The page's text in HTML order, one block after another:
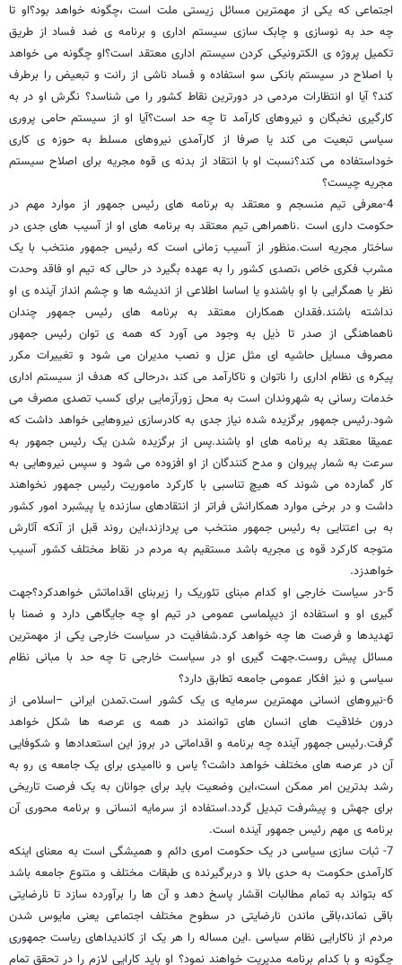
اجتماعی که یکی از مهمترین مسائل زیستی ملت است ،چگونه خواهد بود؟او تا
چه حد به نوسازی و چابک سازی سیستم اداری و برنامه ی ضد فساد از طریق
تکمیل پروژه ی الکترونیکی کردن سیستم اداری معتقد است؟او چگونه می خواهد
با اصلاح در سیستم بانکی سو استفاده و فساد ناشی از رانت و تبعیض را برطرف
کند؟ آیا او انتظارات مردمی در دورترین نقاط کشور را می شناسد؟ نگرش او در به
کارگیری نخبگان و نیروهای کارآمد تا چه حد است؟آیا او از سیستم حامی پروری
سیاسی تبعیت می کند یا صرفا از کارآمدی نیروهای مسلط به حوزه ی کاری
خوداستفاده می کند؟نسبت او با انتقاد از بدنه ی قوه مجریه برای اصلاح سیستم
مجریه چیست؟
4-معرفی تیم منسجم و معتقد به برنامه های رئیس جمهور از موارد مهم در
حکومت داری است .ناهمراهی تیم معتقد به برنامه های او از آسیب های جدی در
ساختار مجریه است.منظور از آسیب زمانی است که رئیس جمهور منتخب با یک
مشرب فکری خاص ،تصدی کشور را به عهده بگیرد در حالی که تیم او فاقد وحدت
نظر یا همگرایی با او باشندو یا اساسا اطلاعی از اندیشه ها و چشم انداز آینده ی او
نداشته باشند.فقدان همکاران معتقد به برنامه های رئیس جمهور چندان
ناهماهنگی از صدر تا ذیل به وجود می آورد که همه ی توان رئیس جمهور
مصروف مسایل حاشیه ای مثل عزل و نصب مدیران می شود و تغییرات مکرر
پیکره ی نظام اداری را ناتوان و ناکارآمد می کند ،درحالی که هدف از سیستم اداری
خدمات رسانی به شهروندان است به محل زورآزمایی برای کسب تصدی مصرف می
شود.رئیس جمهور برگزیده شده نیاز جدی به کادرسازی نیروهایی خواهد داشت که
عمیقا معتقد به برنامه های او باشند.پس از برگزیده شدن یک رئیس جمهور به
سرعت به شمار پیروان و مدح کنندگان از او افزوده می شود و سپس نیروهایی به
کار گمارده می شوند که هیچ تناسبی با کارکرد ماموریت رئیس جمهور نخواهند
داشت و در برخی موارد همکارانش فراتر از انتقادهای سازنده یا پیشبرد امور کشور
به بی اعتنایی به رئیس جمهور منتخب می پردازند،این روند قبل از آنکه آثارش
متوجه کارکرد قوه ی مجریه باشد مستقیم به مردم در نقاط مختلف کشور آسیب
خواهدزد.
5-در سیاست خارجی او کدام مبنای تئوریک را زیربنای اقداماتش خواهدکرد؟جهت
گیری او و استفاده از دیپلماسی عمومی در تیم او چه جایگاهی دارد و ضمنا با
تهدیدها و فرصت ها چه خواهد کرد.شفافیت در سیاست خارجی یکی از مهمترین
مسائل پیش روست.جهت گیری او در سیاست خارجی تا چه حد با مبانی نظام
سیاسی و نیز افکار عمومی جامعه تطابق دارد؟
6-نیروهای انسانی مهمترین سرمایه ی یک کشور است.تمدن ایرانی –اسلامی از
درون خلاقیت های انسان های توانمند در همه ی عرصه ها شکل خواهد
گرفت.رئیس جمهور آینده چه برنامه و اقداماتی در بروز این استعدادها و شکوفایی
آن در عرصه های مختلف خواهد داشت؟ یاس و ناامیدی برای یک جامعه ی رو به
رشد بدترین امر ممکن است،این وضعیت باید برای جوانان به یک فرصت تاریخی
برای جهش و پیشرفت تبدیل گردد.استفاده از سرمایه انسانی و برنامه محوری آن
برنامه ی مهم رئیس جمهور آینده است.
7- ثبات سازی سیاسی در یک حکومت امری دائم و همیشگی است به معنای اینکه
کارآمدی حکومت به حدی بالا و دربرگیرنده ی طبقات مختلف و متنوع جامعه باشد
که بتواند به تمام مطالبات اقشار پاسخ دهد و آن ها را برآورده سازد تا نارضایتی
باقی نماند،باقی ماندن نارضایتی در سطوح مختلف اجتماعی یعنی مایوس شدن
مردم از ناکارایی نظام سیاسی .این مساله را هر یک از کاندیداهای ریاست جمهوری
چگونه و با کدام برنامه مدیریت خواهند نمود؟ او باید کارایی لازم را در تحقق تمام